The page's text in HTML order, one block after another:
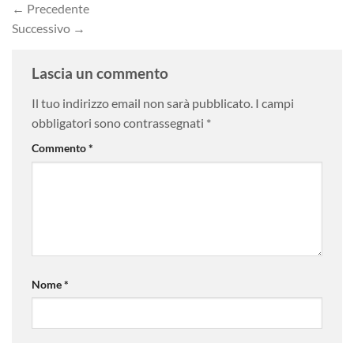
← Precedente
Successivo →
Lascia un commento
Il tuo indirizzo email non sarà pubblicato. I campi
obbligatori sono contrassegnati *
Commento*
Nome*